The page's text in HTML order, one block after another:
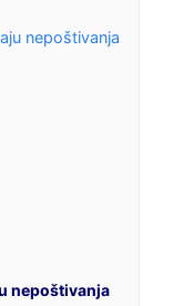
nepoštivanja